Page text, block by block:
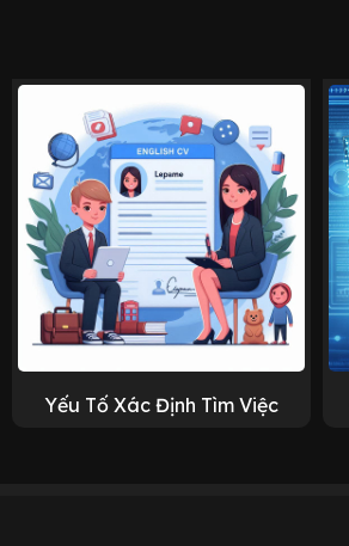
Yếu Tố Xác Định Tìm Việc